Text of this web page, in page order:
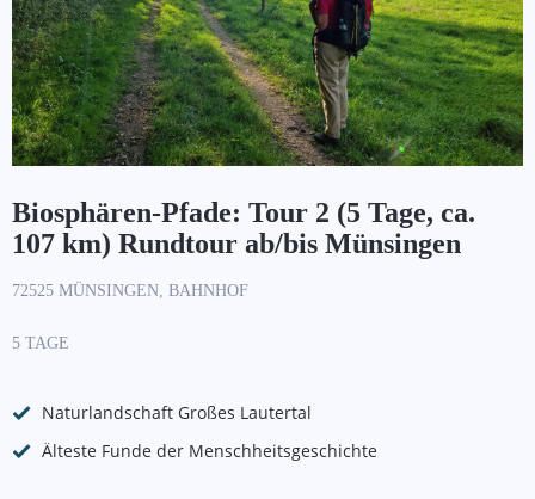
Biosphären-Pfade: Tour 2 (5 Tage, ca.
107 km) Rundtour ab/bis Münsingen
72525 MÜNSINGEN, BAHNHOF
5 TAGE
Naturlandschaft Großes Lautertal
Älteste Funde der Menschheitsgeschichte